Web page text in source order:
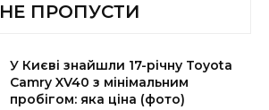
НЕ ПРОПУСТИ
У Києві знайшли 17-річну Toyota
Camry XV40 з мінімальним
пробігом: яка ціна (фото)